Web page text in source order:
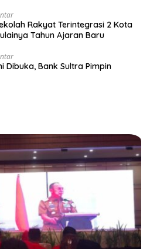
Rakyat Terintegrasi 2 Kota
Tahun Ajaran Baru
Dibuka, Bank Sultra Pimpin